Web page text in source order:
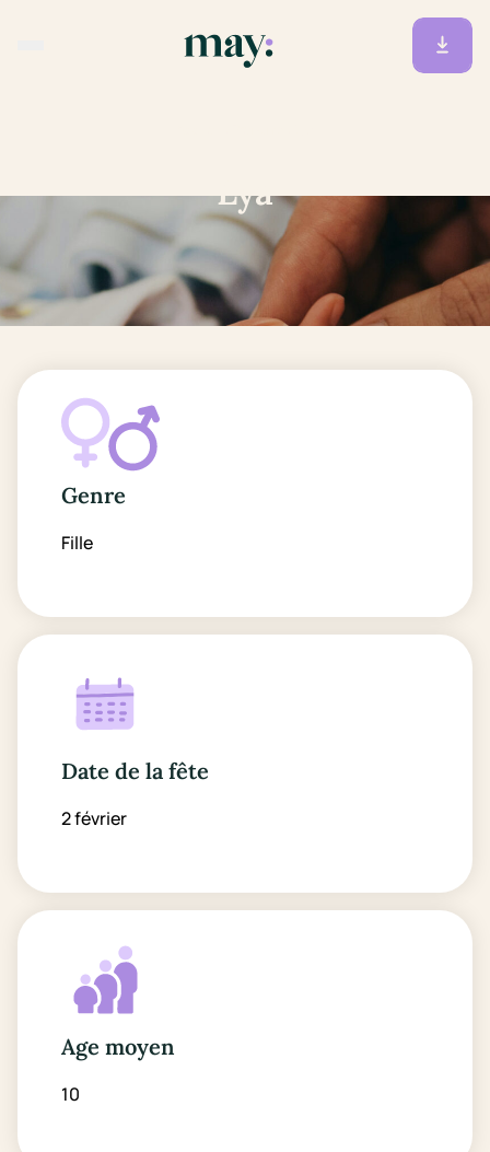
Lya
Genre
Fille
Date de la fête
2 février
Age moyen
10